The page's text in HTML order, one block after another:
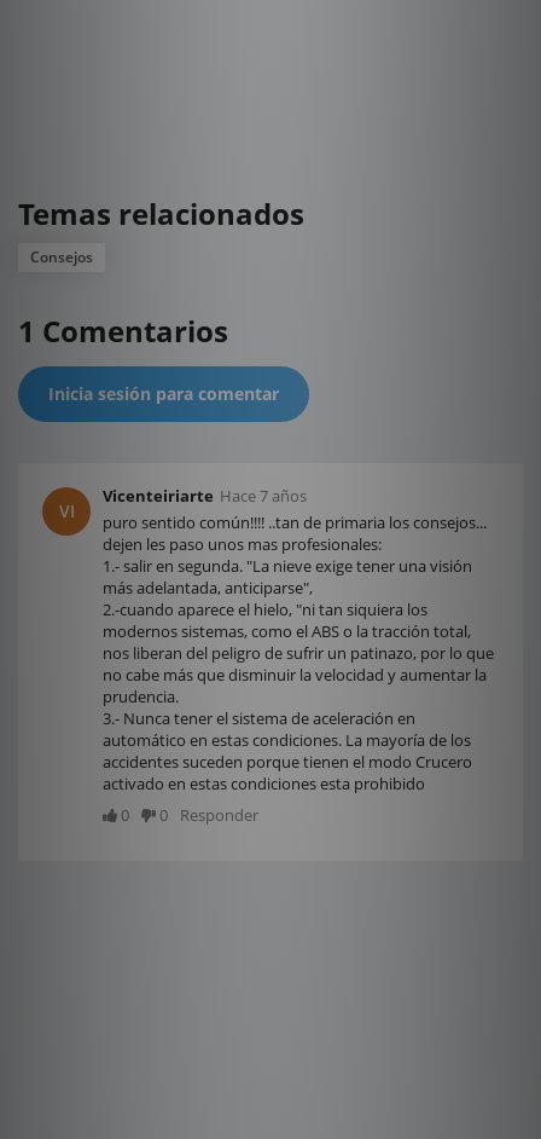
Temas relacionados
Consejos
1 Comentarios
Inicia sesión para comentar
VI
Vicenteiriarte Hace 7 años
puro sentido común!!!! ..tan de primaria los consejos...
dejen les paso unos mas profesionales:
1.- salir en segunda. "La nieve exige tener una visión
más adelantada, anticiparse",
2.-cuando aparece el hielo, "ni tan siquiera los
modernos sistemas, como el ABS o la tracción total,
nos liberan del peligro de sufrir un patinazo, por lo que
no cabe más que disminuir la velocidad y aumentar la
prudencia.
3.- Nunca tener el sistema de aceleración en
automático en estas condiciones. La mayoría de los
accidentes suceden porque tienen el modo Crucero
activado en estas condiciones esta prohibido
0
0 Responder